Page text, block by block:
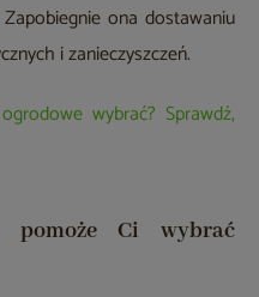
Zapobiegnie ona dostawaniu
i zanieczyszczeń.
wybrać? Sprawdź,
pomoże Ci wybrać